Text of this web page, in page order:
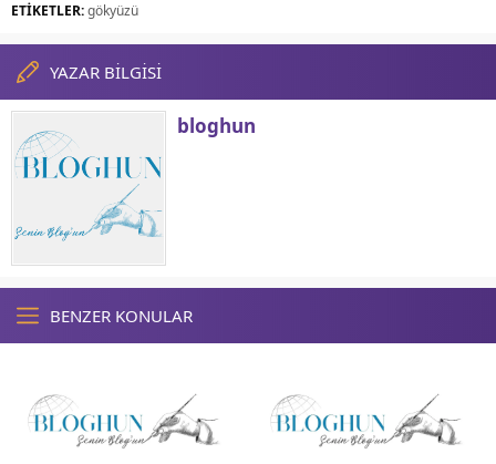
ETİKETLER:gökyüzü
YAZAR BİLGİSİ
bloghun
BENZER KONULAR